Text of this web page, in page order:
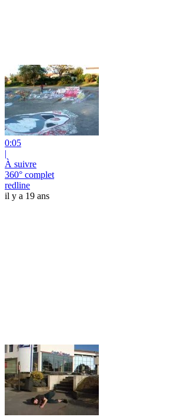
0:05
|
À suivre
360° complet
redline
il y a 19 ans